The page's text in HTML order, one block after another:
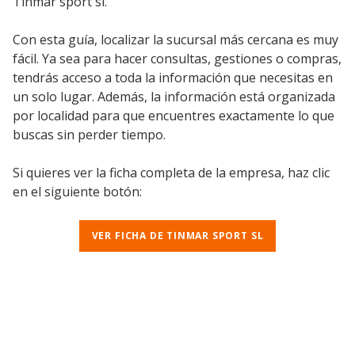
Con esta guía, localizar la sucursal más cercana es muy
fácil. Ya sea para hacer consultas, gestiones o compras,
tendrás acceso a toda la información que necesitas en
un solo lugar. Además, la información está organizada
por localidad para que encuentres exactamente lo que
buscas sin perder tiempo.
Si quieres ver la ficha completa de la empresa, haz clic
en el siguiente botón:
VER FICHA DE TINMAR SPORT SL